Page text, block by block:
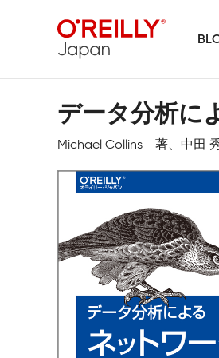
データ分析に
Michael Collins 著、中田